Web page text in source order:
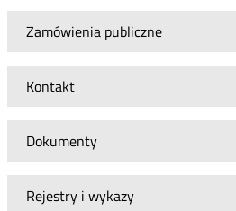
Zamówienia publiczne
Kontakt
Dokumenty
Rejestry i wykazy